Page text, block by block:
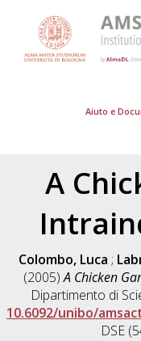
Aiuto e
A
Colombo, Luca ;
(2005)A Chicken
Dipartimento di
10.6092/unibo/
DSE